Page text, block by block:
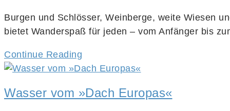
Burgen und Schlösser, Weinberge, weite Wiesen
bietet Wanderspaß für jeden – vom Anfänger bis
Continue Reading
Wasser vom »Dach Europas«